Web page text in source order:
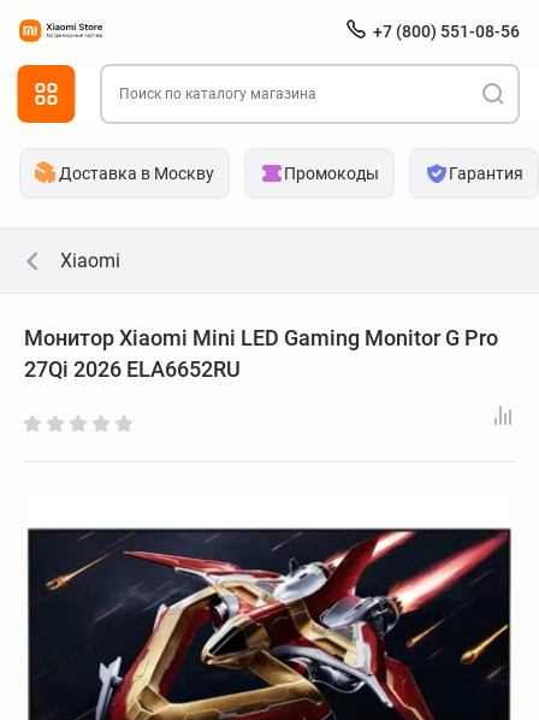
+7 (800) 551-08-56
Доставка в Москву Промокоды Гарантия
Xiaomi
Монитор Xiaomi Mini LED Gaming Monitor G Pro
27Qi 2026 ELA6652RU